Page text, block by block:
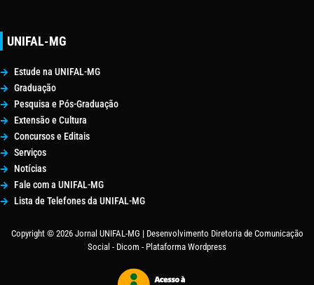
UNIFAL-MG
Estude na UNIFAL-MG
Graduação
Pesquisa e Pós-Graduação
Extensão e Cultura
Concursos e Editais
Serviços
Notícias
Fale com a UNIFAL-MG
Lista de Telefones da UNIFAL-MG
Copyright © 2026 Jornal UNIFAL-MG | Desenvolvimento Diretoria de Comunicação
Social - Dicom - Plataforma Wordpress